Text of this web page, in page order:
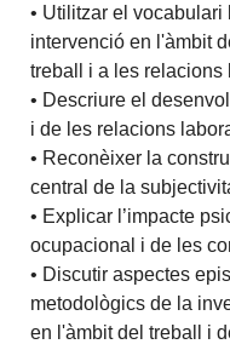
• Utilitzar el
intervenció en l'àmbit
treball i a les relacions
• Descriure el
i de les relacions
• Reconèixer la
central de la
• Explicar l’impacte
ocupacional i de les
• Discutir aspectes
metodològics de la
en l'àmbit del treball i